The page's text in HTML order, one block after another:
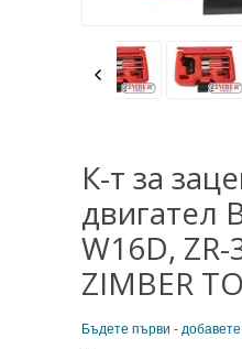
К-т за
двигател
W16D, ZR-
ZIMBER
Бъдете първи -